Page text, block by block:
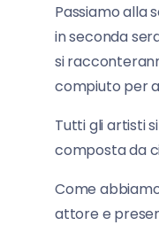
Passiamo alla
in seconda
si
compiuto per
Tutti gli artisti
composta da
Come
attore e